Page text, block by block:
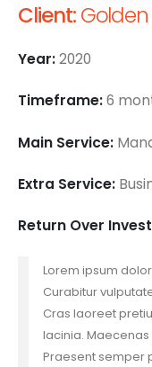
Client:Golden
Year:2020
Timeframe:6
Main Service:
Extra Service:
Return Over
Lorem ipsum
Curabitur
Cras laoreet
lacinia.
Praesent semper